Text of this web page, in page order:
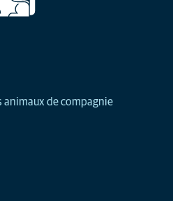
animaux de compagnie